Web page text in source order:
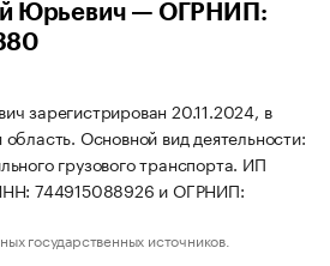
Юрьевич — ОГРНИП:
зарегистрирован 20.11.2024, в
Основной вид деятельности:
грузового транспорта. ИП
744915088926 и ОГРНИП:
государственных источников.